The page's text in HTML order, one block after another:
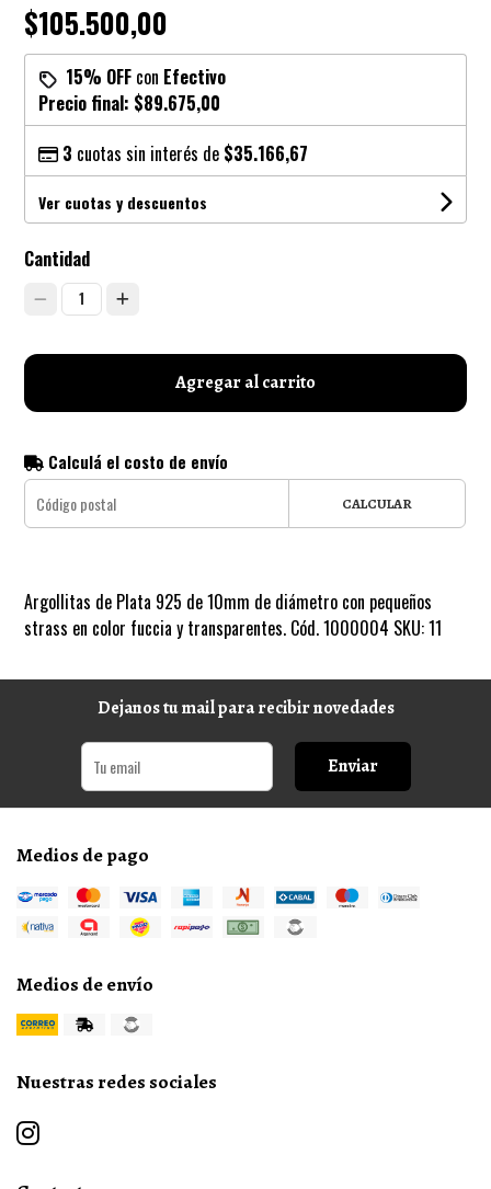
$105.500,00
15% OFF con Efectivo
Precio final: $89.675,00
3 cuotas sin interés de $35.166,67
Ver cuotas y descuentos
Cantidad
1
Agregar al carrito
Calculá el costo de envío
CALCULAR
Argollitas de Plata 925 de 10mm de diámetro con pequeños
strass en color fuccia y transparentes. Cód. 1000004 SKU: 11
Dejanos tu mail para recibir novedades
Enviar
Medios de pago
Medios de envío
Nuestras redes sociales